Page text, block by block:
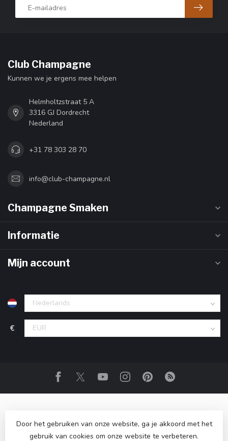
Club Champagne
Kunnen we je ergens mee helpen
Helmholtzstraat 5 A
3316 GJ Dordrecht
Nederland
+31 78 303 28 70
info@club-champagne.nl
Champagne Smaken
Informatie
Mijn account
€
© Copyright 2026 Club Champagne- Powered byLightspeed
Door het gebruiken van onze website, ga je akkoord met het
gebruik van cookies om onze website te verbeteren.